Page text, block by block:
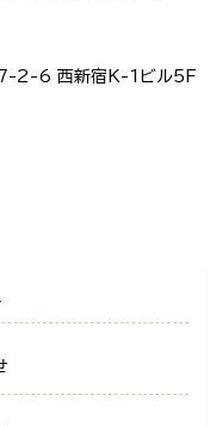
2-6 西新宿K-1ビル5F